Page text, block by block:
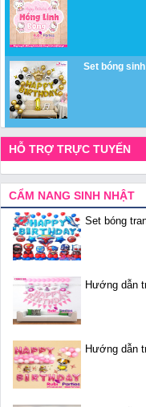
Set bóng
HỖ TRỢ TRỰC TUYẾN
CẨM NANG SINH NHẬT
Set bóng
Hướng dẫn
Hướng dẫn